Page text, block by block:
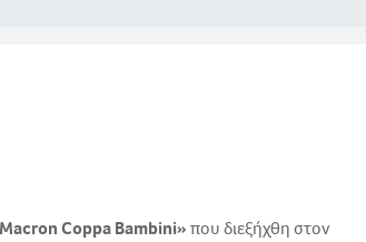
Coppa Bambini»που διεξήχθη στον